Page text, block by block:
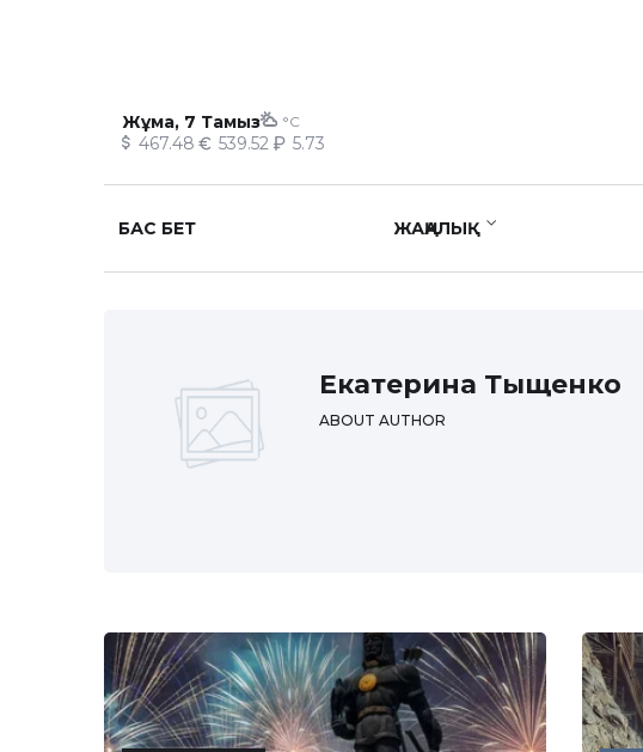
Жұма, 7 Тамыз °C
467.48 539.52 5.73
БАС БЕТ ЖАҢАЛЫҚ
Екатерина Тыщенко
ABOUT AUTHOR